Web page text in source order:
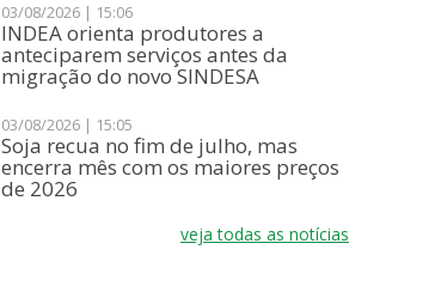
03/08/2026 | 15:06
INDEA orienta produtores a
anteciparem serviços antes da
migração do novo SINDESA
03/08/2026 | 15:05
Soja recua no fim de julho, mas
encerra mês com os maiores preços
de 2026
veja todas as notícias